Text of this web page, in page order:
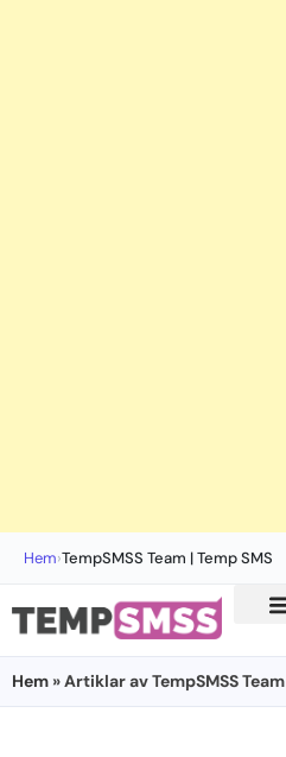
Hem›TempSMSS Team | Temp SMS
Hem » Artiklar av TempSMSS Team